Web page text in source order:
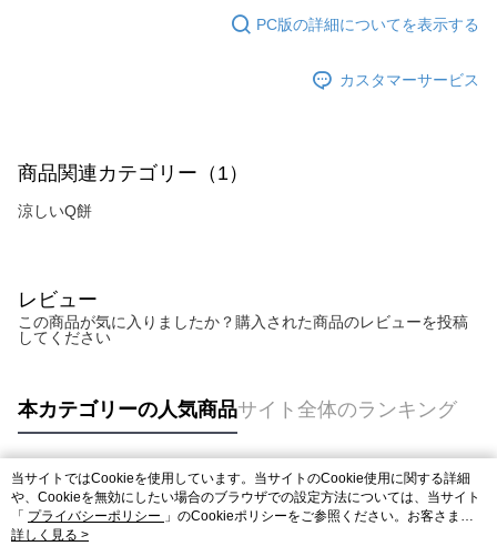
PC版の詳細についてを表示する
カスタマーサービス
商品関連カテゴリー（1）
涼しいQ餅
レビュー
この商品が気に入りましたか？購入された商品のレビューを投稿
してください
本カテゴリーの人気商品サイト全体のランキング
人気タグ
当サイトではCookieを使用しています。当サイトのCookie使用に関する詳細
や、Cookieを無効にしたい場合のブラウザでの設定方法については、当サイト
「 プライバシーポリシー 」のCookieポリシーをご参照ください。お客さま
が、当サイトを引き続き使用される場合、当社がサイト利用規約のCookieポリ
詳しく見る >